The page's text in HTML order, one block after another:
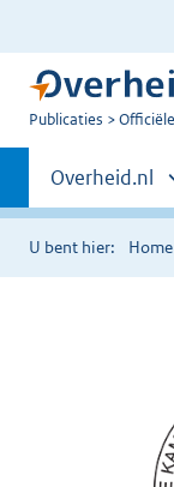
U
Publicaties
Primaire
navigatie
Andere
sites
binnen
Overheid.nl
U bent hier: Home